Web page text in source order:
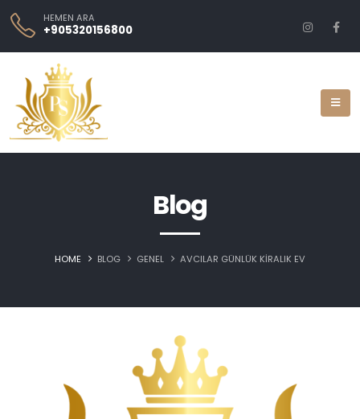
HEMEN ARA
+905320156800
Blog
HOME BLOG GENEL AVCILAR GÜNLÜK KIRALIK EV